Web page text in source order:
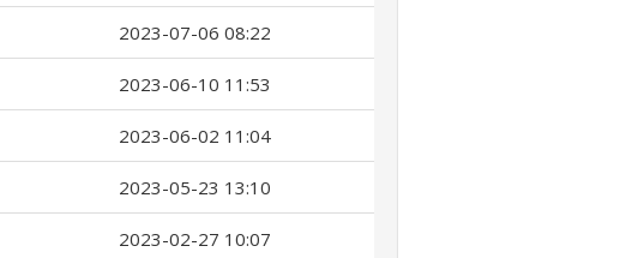
2023-07-06 08:22
2023-06-10 11:53
2023-06-02 11:04
2023-05-23 13:10
2023-02-27 10:07